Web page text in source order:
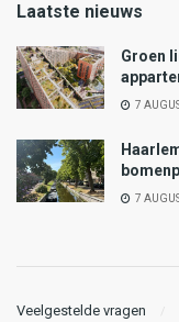
Laatste nieuws
Groen
7
7
Veelgestelde vragen